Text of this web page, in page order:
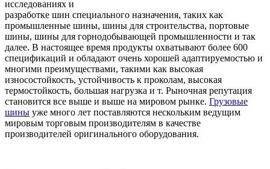
исследованиях и
разработке шин специального назначения, таких как
промышленные шины, шины для строительства, портовые
шины, шины для горнодобывающей промышленности и так
далее. В настоящее время продукты охватывают более 600
спецификаций и обладают очень хорошей адаптируемостью и
многими преимуществами, такими как высокая
износостойкость, устойчивость к проколам, высокая
термостойкость, большая нагрузка и т. Рыночная репутация
становится все выше и выше на мировом рынке. Грузовые
шины уже много лет поставляются нескольким ведущим
мировым торговым производителям в качестве
производителей оригинального оборудования.